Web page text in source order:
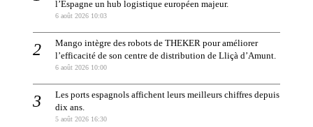
l’Espagne un hub logistique européen majeur.
6 août 2026 10:03
Mango intègre des robots de THEKER pour améliorer
l’efficacité de son centre de distribution de Lliçà d’Amunt.
6 août 2026 10:00
Les ports espagnols affichent leurs meilleurs chiffres depuis
dix ans.
5 août 2026 16:30